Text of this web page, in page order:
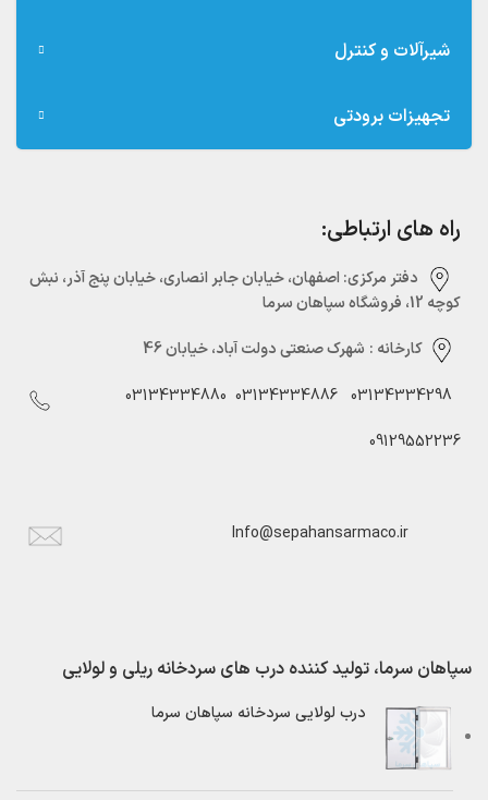
شیرآلات و کنترل
تجهیزات برودتی
راه های ارتباطی:
دفتر مرکزی:‌ اصفهان، خیابان جابر انصاری، خیابان پنج آذر، نبش
کوچه 12، فروشگاه سپاهان سرما
کارخانه : شهرک صنعتی دولت آباد، خیابان 46
03134334298
03134334886
03134334880
09129552236
Info@sepahansarmaco.ir
سپاهان سرما، تولید کننده درب های سردخانه ریلی و لولایی
درب لولایی سردخانه سپاهان سرما